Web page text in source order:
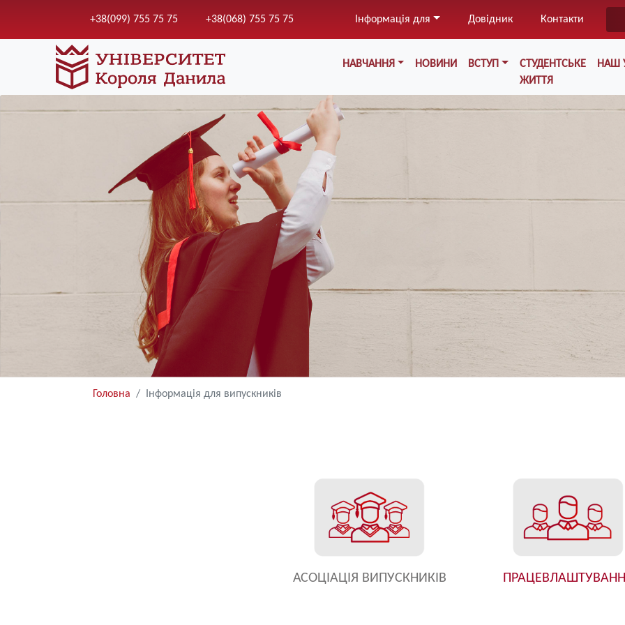
до
основного
вмісту
+38(099) 755 75 75 +38(068) 755 75 75 Інформація для Довідник Контакти
Меню у хедері
НАВЧАННЯ НОВИНИ ВСТУП
СТУДЕНТСЬКЕ
ЖИТТЯ
НАШ
Головна Інформація для випускників
АСОЦІАЦІЯ ВИПУСКНИКІВ